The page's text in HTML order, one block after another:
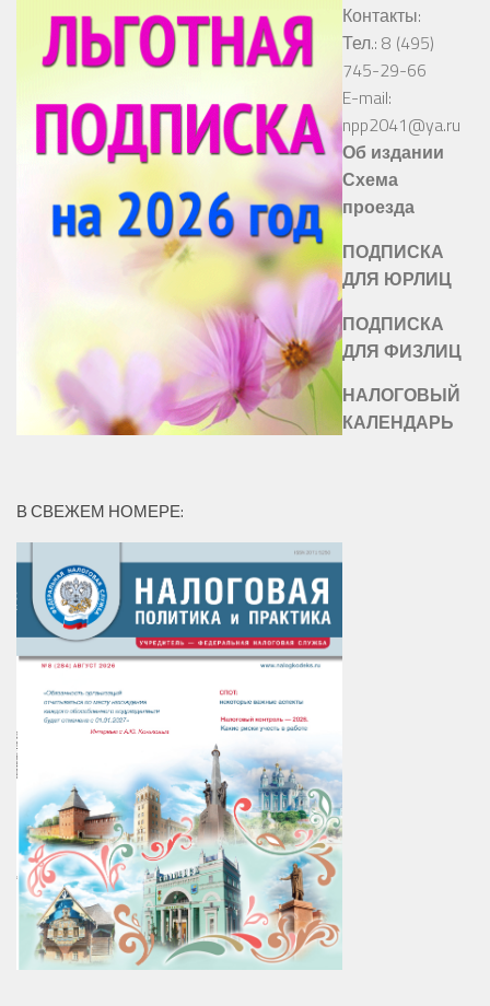
Контакты:
Тел.: 8 (495)
745-29-66
E-mail:
npp2041@ya.ru
Об издании
Схема
проезда
ПОДПИСКА
ДЛЯ ЮРЛИЦ
ПОДПИСКА
ДЛЯ ФИЗЛИЦ
НАЛОГОВЫЙ
КАЛЕНДАРЬ
В СВЕЖЕМ НОМЕРЕ: